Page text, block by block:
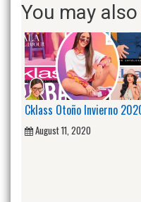
You may
Cklass Otoño Invierno
August 11, 2020